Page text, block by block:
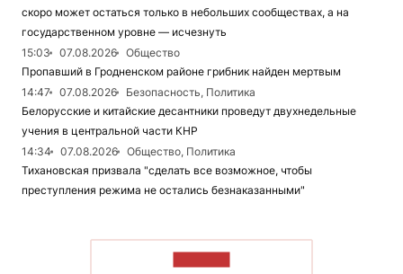
скоро может остаться только в небольших сообществах, а на
государственном уровне — исчезнуть
15:03
07.08.2026
Общество
Пропавший в Гродненском районе грибник найден мертвым
14:47
07.08.2026
Безопасность, Политика
Белорусские и китайские десантники проведут двухнедельные
учения в центральной части КНР
14:34
07.08.2026
Общество, Политика
Тихановская призвала "сделать все возможное, чтобы
преступления режима не остались безнаказанными"